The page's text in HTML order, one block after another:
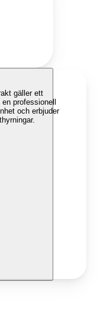
gäller ett
professionell
och erbjuder